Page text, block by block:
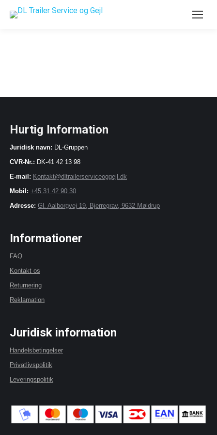
Hurtig Information
Juridisk navn: DL-Gruppen
CVR-Nr.: DK-41 42 13 98
E-mail: Kontakt@dltrailerserviceoggejl.dk
Mobil: +45 31 42 90 30
Adresse: Gl. Aalborgvej 19, Bjerregrav, 9632 Møldrup
Informationer
FAQ
Kontakt os
Returnering
Reklamation
Juridisk information
Handelsbetingelser
Privatlivspolitik
Leveringspolitik